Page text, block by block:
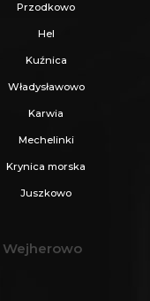
Przodkowo
Hel
Kuźnica
Władysławowo
Karwia
Mechelinki
Krynica morska
Juszkowo
Wejherowo